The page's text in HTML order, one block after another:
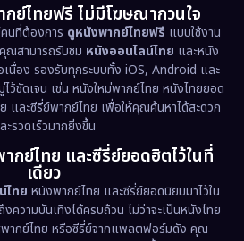
(61)
(218)
(36)
(363)
(326)
(9)
ย์ไทยฟรี ไม่มีโฆษณากวนใจ
นที่ต้องการ ดูหนังพากย์ไทยฟรี แบบใช้งาน
ณสามารถรับชม หนังออนไลน์ไทย และหนัง
นื่อง รองรับทุกระบบทั้ง iOS, Android และ
ชัดเจน เช่น หนังใหม่พากย์ไทย หนังไทยยอด
ละซีรี่ย์พากย์ไทย เพื่อให้คุณค้นหาได้สะดวก
ะรวดเร็วมากยิ่งขึ้น
กย์ไทย และซีรี่ย์ยอดฮิตไว้ในที่
เดียว
ไทย หนังพากย์ไทย และซีรี่ย์ยอดนิยมมาไว้ใน
ความบันเทิงได้ครบถ้วน ไม่ว่าจะเป็นหนังไทย
ากย์ไทย หรือซีรี่ย์จากแพลตฟอร์มดัง คุณ